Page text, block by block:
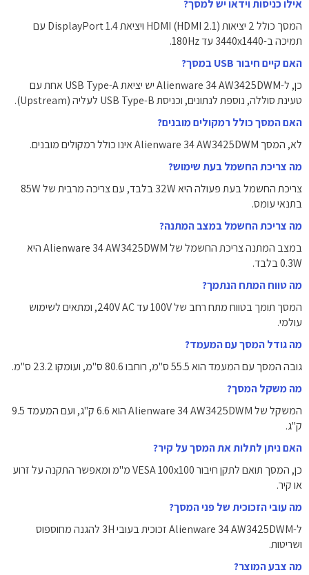
אילו כניסות וידאו יש למסך?
המסך כולל 2 יציאות HDMI (HDMI 2.1) ויציאת DisplayPort 1.4 עם
תמיכה ב-3440x1440 עד 180Hz.
האם קיים חיבור USB במסך?
כן, ל-Alienware 34 AW3425DWM יש יציאת USB Type-A אחת עם
טעינת סוללה, נוספת לנתונים, וכניסת USB Type-B לעליה (Upstream).
האם המסך כולל רמקולים מובנים?
לא, המסך Alienware 34 AW3425DWM אינו כולל רמקולים מובנים.
מה צריכת החשמל בעת שימוש?
צריכת החשמל בעת פעולה היא ‎32W‎ בלבד, עם צריכה מרבית של ‎85W‎
בתנאי עומס.
מה צריכת החשמל במצב המתנה?
במצב המתנה צריכת החשמל של Alienware 34 AW3425DWM היא
‎0.3W‎ בלבד.
מה טווח המתח הנתמך?
המסך תומך בטווח מתח רחב של ‎100V‎ עד ‎240V‎ AC, ומתאים לשימוש
עולמי.
מה גודל המסך עם המעמד?
גובה המסך עם המעמד הוא ‎55.5 ס"מ‎, רוחבו ‎80.6 ס"מ‎, ועומקו ‎23.2 ס"מ‎.
מה משקל המסך?
המשקל של Alienware 34 AW3425DWM הוא ‎6.6 ק"ג‎, ועם המעמד ‎9.5
ק"ג‎.
האם ניתן לתלות את המסך על קיר?
כן, המסך תואם לתקן חיבור VESA ‎100x100‎ מ"מ ומאפשר התקנה על זרוע
או קיר.
מה עובי הזכוכית של פני המסך?
ל-Alienware 34 AW3425DWM זכוכית בעובי 3H להגנה מחוספוס
ושריטות.
מה צבע המוצר?